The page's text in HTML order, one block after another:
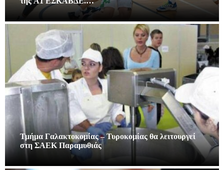
Τμήμα Γαλακτοκομίας – Τυροκομίας θα λειτουργεί
στη ΣΑΕΚ Παραμυθιάς